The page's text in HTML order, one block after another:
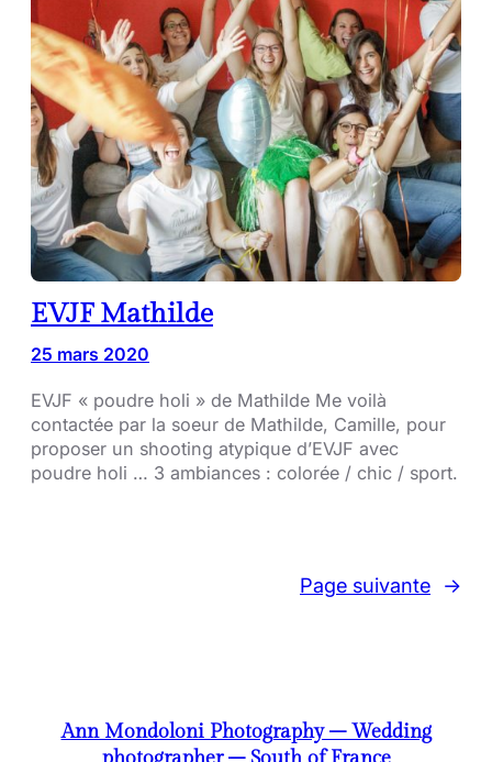
EVJF Mathilde
25 mars 2020
EVJF « poudre holi » de Mathilde Me voilà
contactée par la soeur de Mathilde, Camille, pour
proposer un shooting atypique d’EVJF avec
poudre holi … 3 ambiances : colorée / chic / sport.
Page suivante →
Ann Mondoloni Photography – Wedding